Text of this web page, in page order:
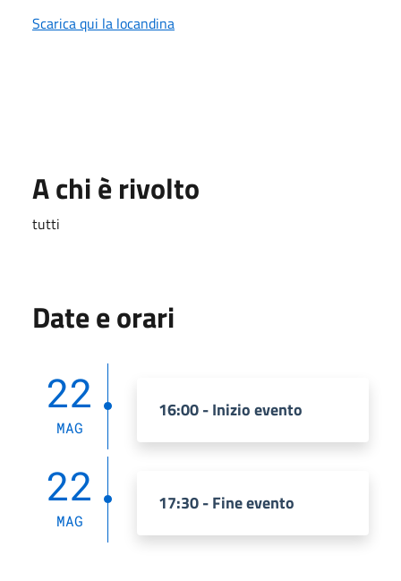
Scarica qui la locandina
A chi è rivolto
tutti
Date e orari
22
MAG
16:00 - Inizio evento
22
MAG
17:30 - Fine evento